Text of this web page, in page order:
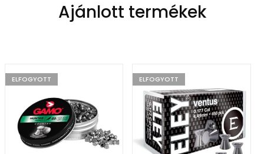
Ajánlott termékek
ELFOGYOTT ELFOGYOTT